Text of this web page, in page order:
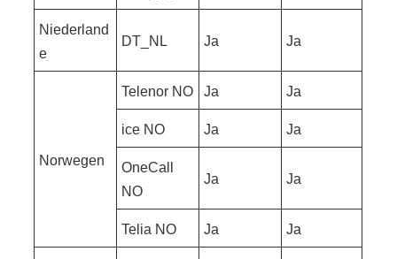
Niederland
e
DT_NL Ja Ja
Norwegen
Telenor NO Ja Ja
ice NO Ja Ja
OneCall
NO
Ja Ja
Telia NO Ja Ja